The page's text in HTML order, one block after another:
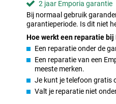
praktisch, maar ook
de Emporia Prime 4G biedt
2 jaar Emporia garantie
Bij normaal gebruik
garantieperiode. Is dit niet
Hoe werkt een reparatie bij
Een reparatie onder de
Een reparatie van een
meeste merken.
Je kunt je telefoon gratis
Valt je reparatie niet